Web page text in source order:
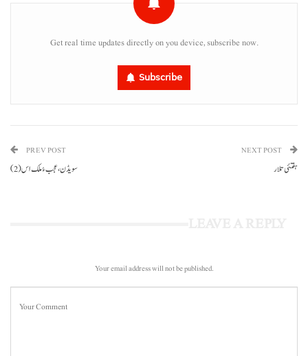
Get real time updates directly on you device, subscribe now.
Subscribe
PREV POST
سویڈن، عجب ءُ ملک اس(2)
NEXT POST
ہفتئی تلار
Your email address will not be published.